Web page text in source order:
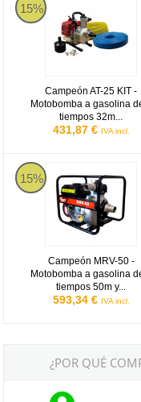
15%
Campeón AT-25 KIT -
Motobomba a gasolina
tiempos 32m...
431,87 € IVA incl.
15%
Campeón MRV-50 -
Motobomba a gasolina
tiempos 50m y...
593,34 € IVA incl.
Campeón MRV-50 -
¿POR QUÉ